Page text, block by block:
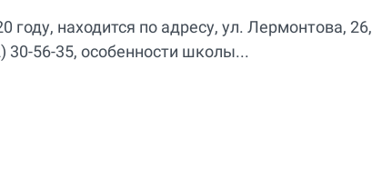
находится по адресу, ул. Лермонтова, 26,
30-56-35, особенности школы...